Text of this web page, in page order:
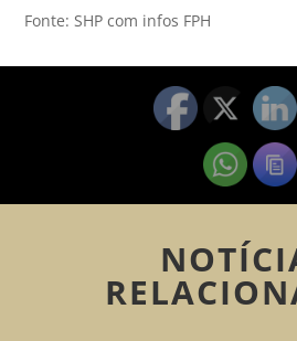
Fonte: SHP com infos FPH